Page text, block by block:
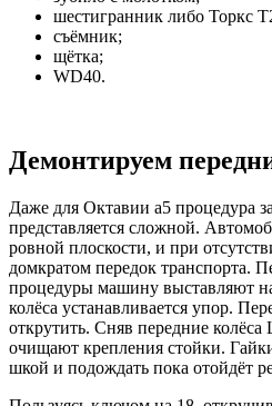
шестигранник либо Торкс
съёмник;
щётка;
WD40.
Демонтируем
Даже для Октавии а5 процедура
представляется сложной.
ровной плоскости, и при
домкратом передок транспорта.
процедуры машину выставляют
колёса устанавливается упор.
открутить. Сняв передние
очищают крепления стойки.
шкой и подождать пока отойдёт